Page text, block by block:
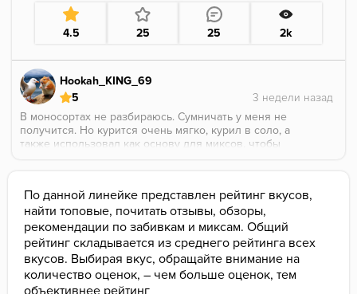
4.5 25 25 2k
Hookah_KING_69
5
В моносортах не разбираюсь. Сумничать у меня не
получится. Но курится очень мягко, курил в соло, а
также использовал как основу для миксов, чтобы
По данной линейке представлен рейтинг вкусов,
найти топовые, почитать отзывы, обзоры,
рекомендации по забивкам и миксам. Общий
рейтинг складывается из среднего рейтинга всех
вкусов. Выбирая вкус, обращайте внимание на
количество оценок, – чем больше оценок, тем
объективнее рейтинг